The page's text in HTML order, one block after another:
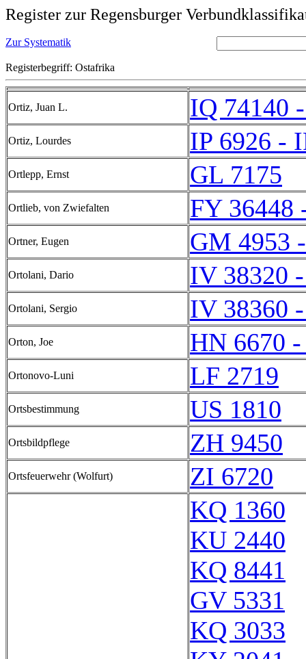
Register zur Regensburger
Zur Systematik
Registerbegriff: Ostafrika
Ortiz, Juan L. IQ 74140
Ortiz, Lourdes IP 6926 -
Ortlepp, Ernst GL 7175
Ortlieb, von Zwiefalten FY 36448
Ortner, Eugen GM 4953
Ortolani, Dario IV 38320
Ortolani, Sergio IV 38360
Orton, Joe HN 6670
Ortonovo-Luni LF 2719
Ortsbestimmung US 1810
Ortsbildpflege ZH 9450
Ortsfeuerwehr (Wolfurt) ZI 6720
KQ 1360
KU 2440
KQ 8441
GV 5331
KQ 3033